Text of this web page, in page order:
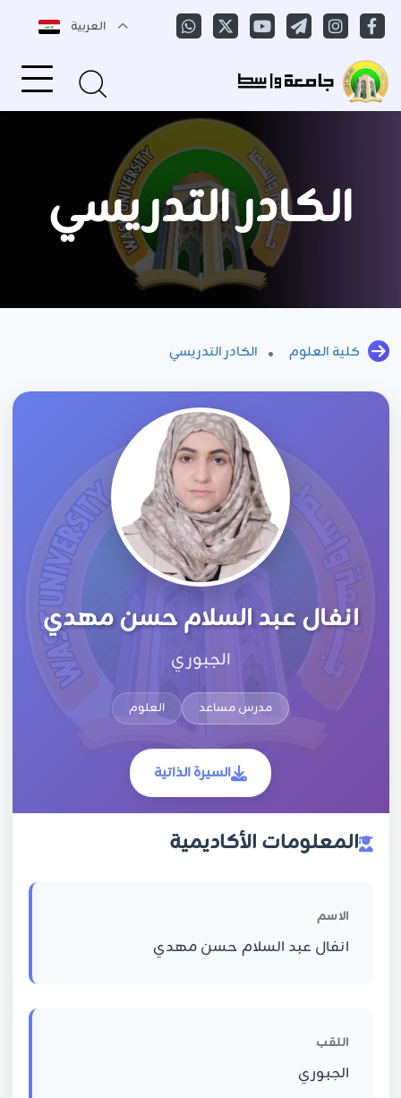
العربية
الكادر التدريسي
كلية العلوم الكادر التدريسي
انفال عبد السلام حسن مهدي
الجبوري
مدرس مساعد العلوم
السيرة الذاتية
المعلومات الأكاديمية
الاسم
انفال عبد السلام حسن مهدي
اللقب
الجبوري